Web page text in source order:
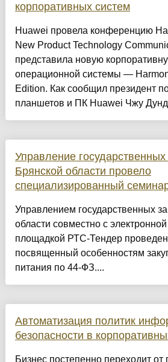
корпоративных систем
Huawei провела конференцию
New Product Technology
представила новую
операционной системы —
Edition. Как сообщил президент
планшетов и ПК Huawei Чжу
Управление государственных
Брянской области провело
специализированный
Управлением государственных
области совместно с
площадкой РТС-Тендер
посвященный особенностям
питания по 44-ФЗ....
Автоматизация политик
безопасности в
Бизнес постепенно переходит от